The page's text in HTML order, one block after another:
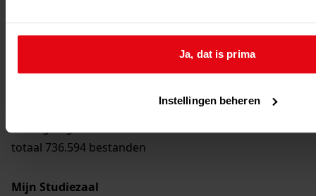
Ja, dat is prima
Instellingen beheren
2.322 beschreven archiefstukken
totaal 736.594 bestanden
Mijn Studiezaal